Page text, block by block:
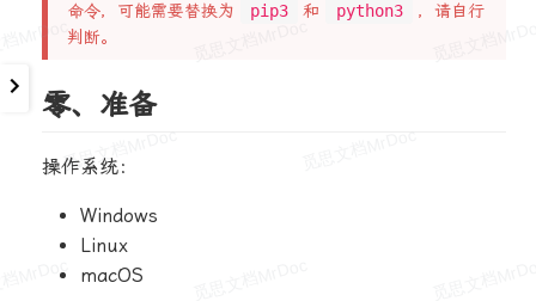
命令，可能需要替换为
pip3 和 python3
，请自行
判断。
零、准备
操作系统：
Windows
Linux
macOS